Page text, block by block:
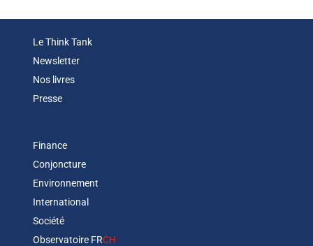
Le Think Tank
Newsletter
Nos livres
Presse
Finance
Conjoncture
Environnement
International
Société
Observatoire FRCH